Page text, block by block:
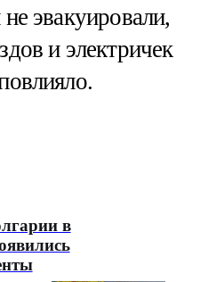
эвакуировали,
и электричек
в